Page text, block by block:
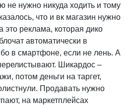
не нужно никуда ходить и тому
что и вк магазин нужно
это реклама, которая дико
автоматически в
в смартфоне, если не лень. А
Шикардос –
потом деньги на таргет,
Продавать нужно
на маркетплейсах